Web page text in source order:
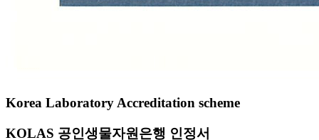
Korea Laboratory Accreditation scheme
KOLAS 공인생물자원은행 인정서